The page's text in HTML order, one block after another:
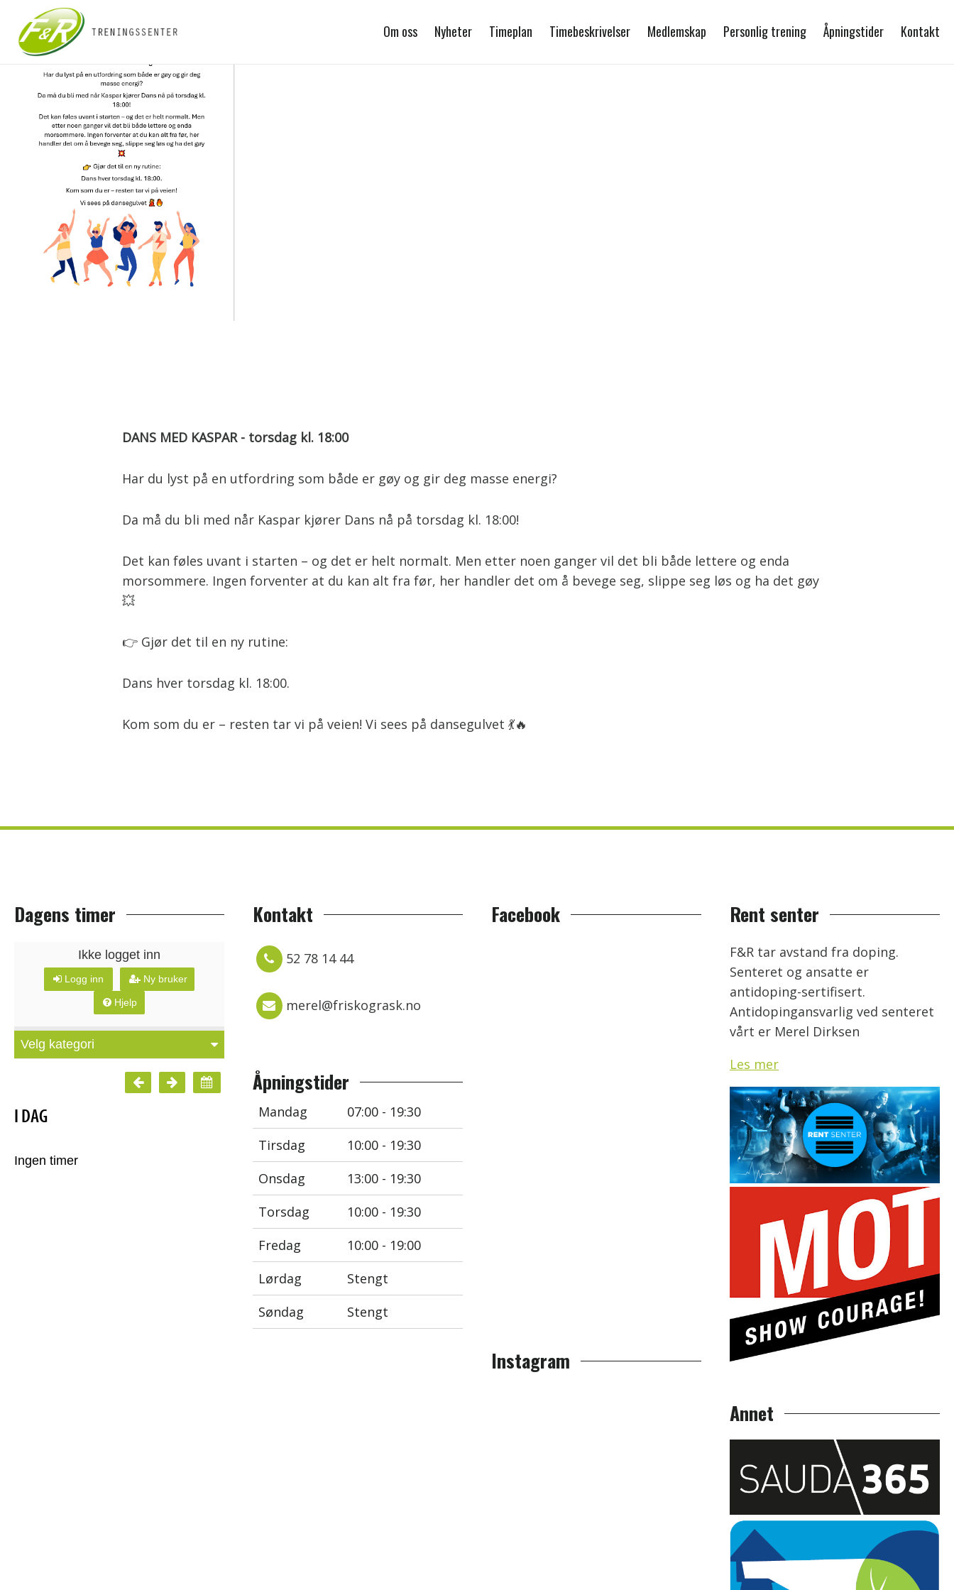
Om oss Nyheter Timeplan Timebeskrivelser Medlemskap Personlig trening Åpningstider Kontakt
DANS MED KASPAR - torsdag kl. 18:00
Har du lyst på en utfordring som både er gøy og gir deg masse energi?
Da må du bli med når Kaspar kjører Dans nå på torsdag kl. 18:00!
Det kan føles uvant i starten – og det er helt normalt. Men etter noen ganger vil det bli både lettere og enda
morsommere. Ingen forventer at du kan alt fra før, her handler det om å bevege seg, slippe seg løs og ha det gøy
💥
👉 Gjør det til en ny rutine:
Dans hver torsdag kl. 18:00.
Kom som du er – resten tar vi på veien! Vi sees på dansegulvet 💃🔥
Dagens timer Kontakt
52 78 14 44
merel@friskogrask.no
Åpningstider
Mandag
07:00 - 19:30
Tirsdag
10:00 - 19:30
Onsdag
13:00 - 19:30
Torsdag
10:00 - 19:30
Fredag
10:00 - 19:00
Lørdag
Stengt
Søndag
Stengt
Facebook
Instagram
Rent senter
F&R tar avstand fra doping.
Senteret og ansatte er
antidoping-sertifisert.
Antidopingansvarlig ved senteret
vårt er Merel Dirksen
Les mer
Annet